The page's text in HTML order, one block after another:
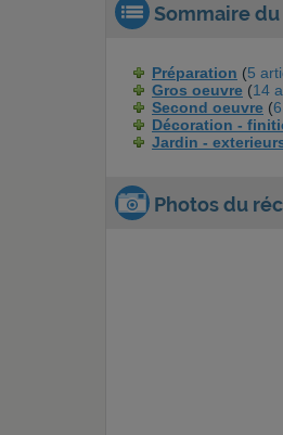
Sommaire
Préparation (5
Gros oeuvre (14
Second oeuvre (
Décoration -
Jardin -
Photos du